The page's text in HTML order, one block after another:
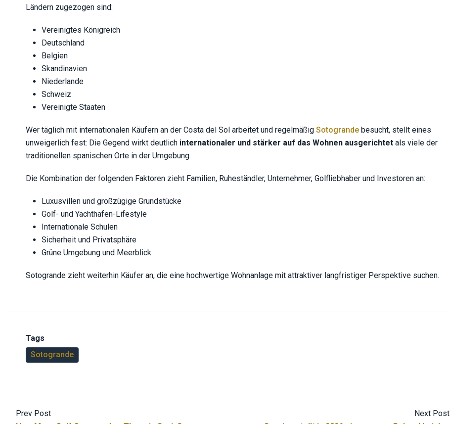
Ländern zugezogen sind:
Vereinigtes Königreich
Deutschland
Belgien
Skandinavien
Niederlande
Schweiz
Vereinigte Staaten
Wer täglich mit internationalen Käufern an der Costa del Sol arbeitet und regelmäßig Sotogrande besucht, stellt eines
unweigerlich fest: Die Gegend wirkt deutlich internationaler und stärker auf das Wohnen ausgerichtet als viele der
traditionellen spanischen Orte in der Umgebung.
Die Kombination der folgenden Faktoren zieht Familien, Ruheständler, Unternehmer, Golfliebhaber und Investoren an:
Luxusvillen und großzügige Grundstücke
Golf- und Yachthafen-Lifestyle
Internationale Schulen
Sicherheit und Privatsphäre
Grüne Umgebung und Meerblick
Sotogrande zieht weiterhin Käufer an, die eine hochwertige Wohnanlage mit attraktiver langfristiger Perspektive suchen.
Tags
Sotogrande
Prev Post
Next Post